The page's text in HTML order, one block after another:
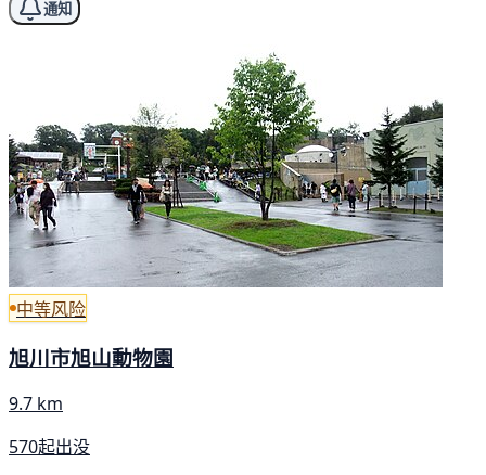
通知
中等风险
旭川市旭山動物園
9.7 km
570起出没